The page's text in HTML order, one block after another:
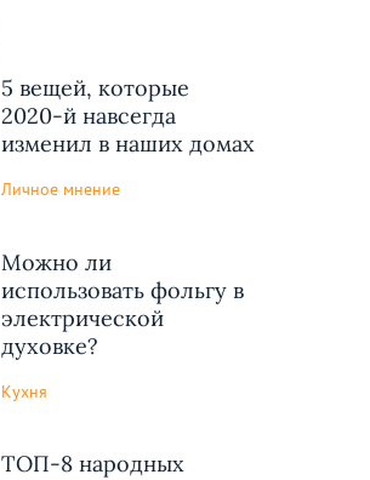
5 вещей, которые
2020-й навсегда
изменил в наших домах
Личное мнение
Можно ли
использовать фольгу в
электрической
духовке?
Кухня
ТОП-8 народных